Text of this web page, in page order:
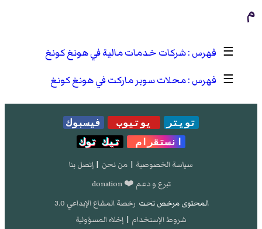
م
☰
شركات خدمات مالية في هونغ كونغ
☰
محلات سوبر ماركت في هونغ كونغ
تويتر يوتيوب
فيسبوك
انستقرام
تيك توك
سياسة الخصوصية | من نحن | إتصل بنا
تبرع و دعم ❤️ donation
المحتوى مرخص تحت رخصة المشاع الإبداعي 3.0
شروط الإستخدام | إخلاء المسؤولية